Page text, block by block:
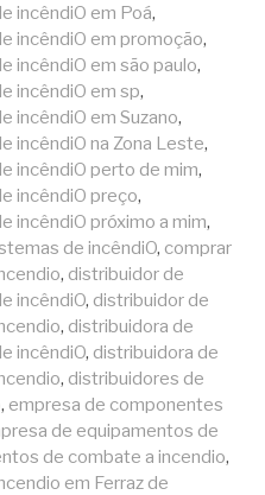
incêndiO em Poá,
incêndiO em promoção,
incêndiO em são paulo,
incêndiO em sp,
incêndiO em Suzano,
incêndiO na Zona Leste,
incêndiO perto de mim,
incêndiO preço,
incêndiO próximo a mim,
de incêndiO, comprar
, distribuidor de
incêndiO, distribuidor de
, distribuidora de
incêndiO, distribuidora de
, distribuidores de
, empresa de componentes
de equipamentos de
de combate a incendio,
em Ferraz de